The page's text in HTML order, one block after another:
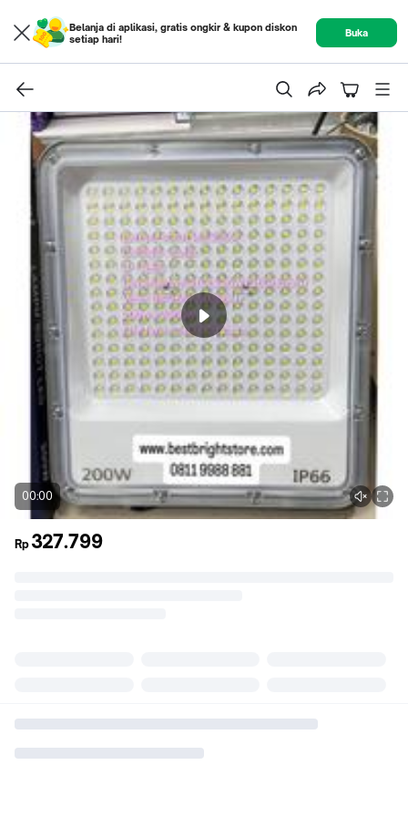
Belanja di aplikasi, gratis ongkir & kupon diskon
setiap hari!
Buka
00:00
Rp 327.799